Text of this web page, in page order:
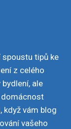
tipů ke
z celého
ale
domácnost
když vám blog
vašeho